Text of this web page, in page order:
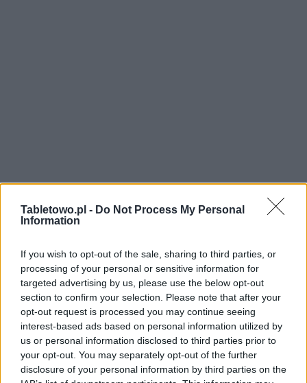
Tabletowo.pl - Do Not Process My Personal
Information
If you wish to opt-out of the sale, sharing to third parties, or
processing of your personal or sensitive information for
targeted advertising by us, please use the below opt-out
section to confirm your selection. Please note that after your
opt-out request is processed you may continue seeing
interest-based ads based on personal information utilized by
us or personal information disclosed to third parties prior to
your opt-out. You may separately opt-out of the further
disclosure of your personal information by third parties on the